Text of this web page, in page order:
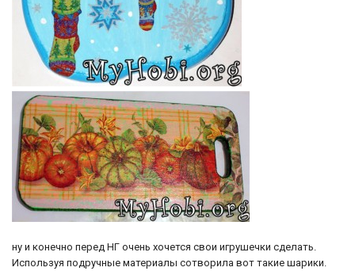
ну и конечно перед НГ очень хочется свои игрушечки сделать.
Используя подручные материалы сотворила вот такие шарики.